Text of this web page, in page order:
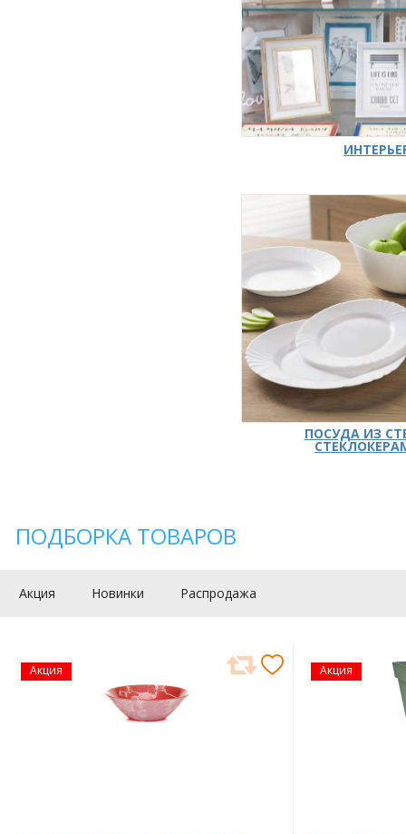
ПОСУДА ИЗ
ПОДБОРКА ТОВАРОВ
Акция Новинки Распродажа
Акция Акция